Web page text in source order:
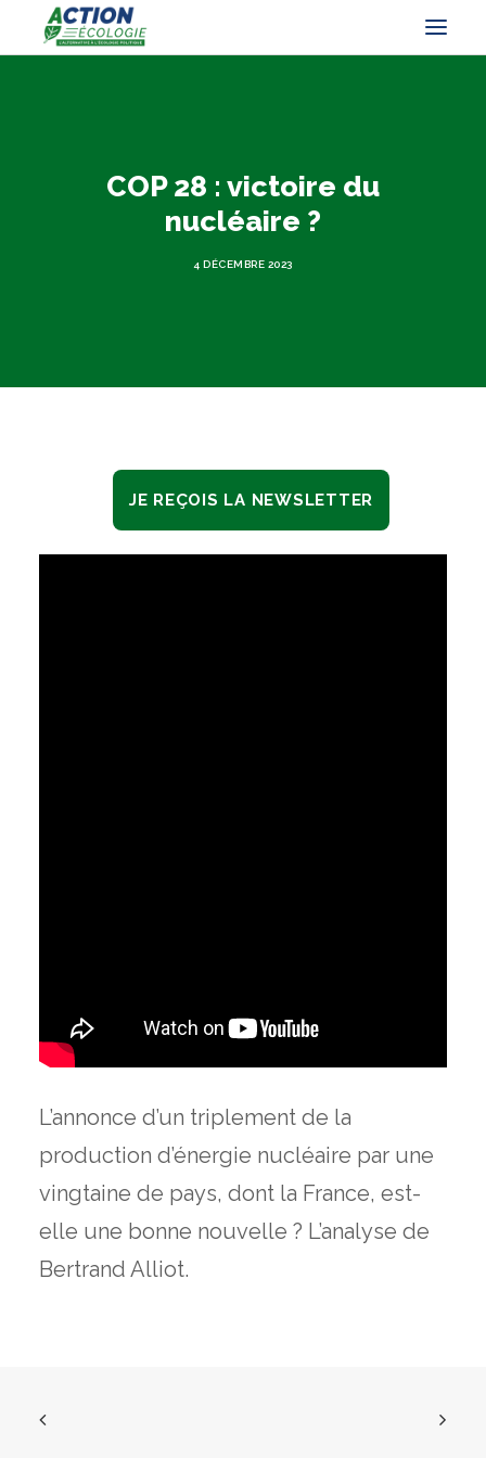
COP 28 : victoire du
nucléaire ?
4 DÉCEMBRE 2023
JE REÇOIS LA NEWSLETTER
L’annonce d’un triplement de la
production d’énergie nucléaire par une
vingtaine de pays, dont la France, est-
elle une bonne nouvelle ? L’analyse de
Bertrand Alliot.